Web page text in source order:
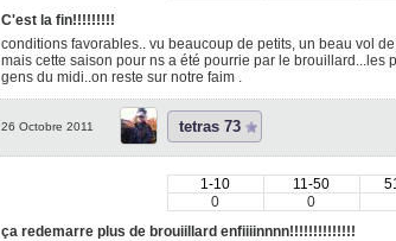
C'est la fin!!!!!!!!!
conditions favorables.. vu beaucoup de petits, un beau vol
mais cette saison pour ns a été pourrie par le
gens du midi..on reste sur notre faim .
26 Octobre 2011 tetras 73
1-10 11-50
0
0
ça redemarre plus de brouiillard enfiiiinnnn!!!!!!!!!!!!!!